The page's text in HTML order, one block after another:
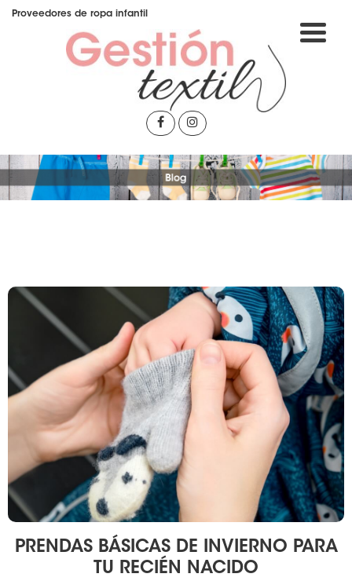
Proveedores de ropa infantil
PRENDAS BÁSICAS DE INVIERNO PARA
TU RECIÉN NACIDO